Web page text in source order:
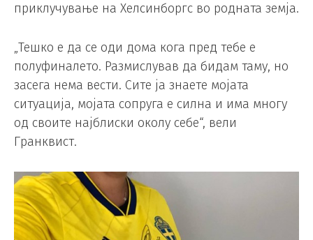
приклучување на Хелсинборгс во родната земја.
„Тешко е да се оди дома кога пред тебе е
полуфиналето. Размислував да бидам таму, но
засега нема вести. Сите ја знаете мојата
ситуација, мојата сопруга е силна и има многу
од своите најблиски околу себе“, вели
Гранквист.